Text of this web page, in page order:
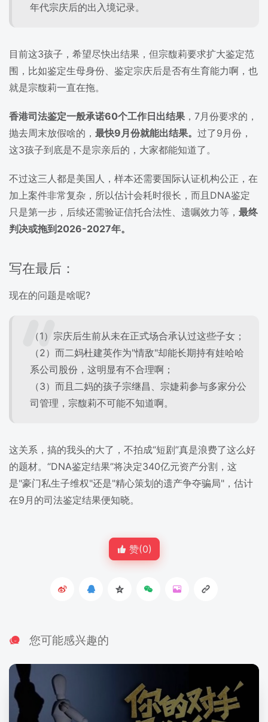
年代宗庆后的出入境记录。
目前这3孩子，希望尽快出结果，但宗馥莉要求扩大鉴定范
围，比如鉴定生母身份、鉴定宗庆后是否有生育能力啊，也
就是宗馥莉一直在拖。
香港司法鉴定一般承诺60个工作日出结果 ，7月份要求的，
抛去周末放假啥的， 最快9月份就能出结果。 过了9月份，
这3孩子到底是不是宗亲后的，大家都能知道了。
不过这三人都是美国人，样本还需要国际认证机构公正，在
加上案件非常复杂，所以估计会耗时很长，而且DNA鉴定
只是第一步，后续还需验证信托合法性、遗嘱效力等， 最终
判决或拖到2026-2027年。
写在最后：
现在的问题是啥呢?
（1）宗庆后生前从未在正式场合承认过这些子女；
（2）而二妈杜建英作为"情敌"却能长期持有娃哈哈
系公司股份，这明显有不合理啊；
（3）而且二妈的孩子宗继昌、宗婕莉参与多家分公
司管理，宗馥莉不可能不知道啊。
这关系，搞的我头的大了，不拍成“短剧”真是浪费了这么好
的题材。“DNA鉴定结果”将决定340亿元资产分割，这
是"豪门私生子维权"还是"精心策划的遗产争夺骗局"，估计
在9月的司法鉴定结果便知晓。
赞(0)
您可能感兴趣的